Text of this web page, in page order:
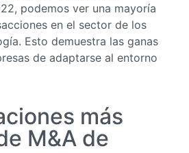
podemos ver una mayoría
en el sector de los
Esto demuestra las ganas
de adaptarse al entorno
más
M&A de